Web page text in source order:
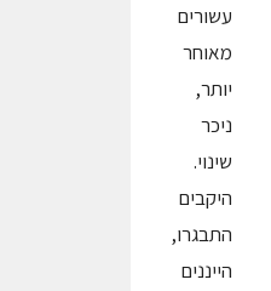
עשורים
מאוחר
יותר,
ניכר
שינוי.
היקבים
התבגרו,
הייננים